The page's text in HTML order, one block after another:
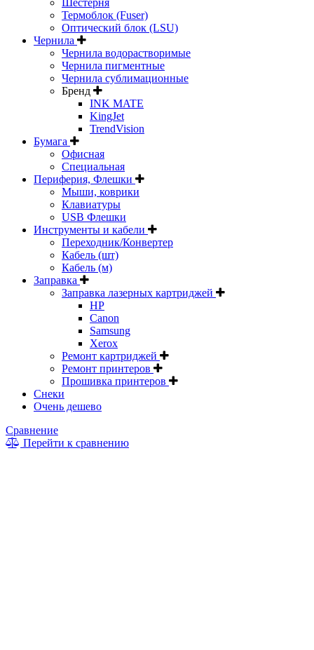
Термоблок (Fuser)
Оптический блок (LSU)
Чернила
Чернила водорастворимые
Чернила пигментные
Чернила сублимационные
Бренд
INK MATE
KingJet
TrendVision
Бумага
Офисная
Специальная
Периферия, Флешки
Мыши, коврики
Клавиатуры
USB Флешки
Инструменты и кабели
Переходник/Конвертер
Кабель (шт)
Кабель (м)
Заправка
Заправка лазерных картриджей
HP
Canon
Samsung
Xerox
Ремонт картриджей
Ремонт принтеров
Прошивка принтеров
Снеки
Очень дешево
Сравнение
Перейти к сравнению